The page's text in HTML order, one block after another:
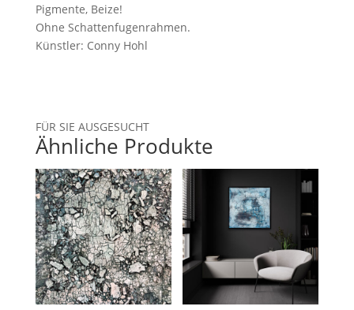
Pigmente, Beize!
Ohne Schattenfugenrahmen.
Künstler: Conny Hohl
FÜR SIE AUSGESUCHT
Ähnliche Produkte